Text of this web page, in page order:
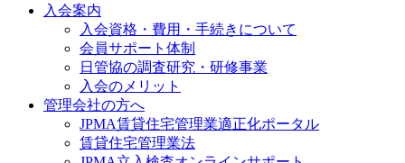
入会案内
入会資格・費用・手続きについて
会員サポート体制
日管協の調査研究・研修事業
入会のメリット
管理会社の方へ
JPMA賃貸住宅管理業適正化ポータル
賃貸住宅管理業法